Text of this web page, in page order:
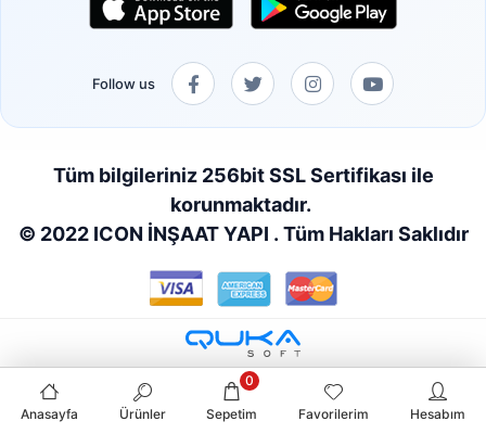
Follow us
Tüm bilgileriniz 256bit SSL Sertifikası ile
korunmaktadır.
© 2022 ICON İNŞAAT YAPI . Tüm Hakları Saklıdır
Anasayfa Ürünler Sepetim
0
Favorilerim Hesabım